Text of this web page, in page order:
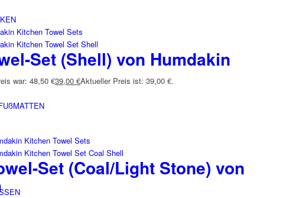
Set (Shell) von Humdakin
war: 48,50 €39,00 €Aktueller Preis ist: 39,00 €.
Set (Coal/Light Stone) von